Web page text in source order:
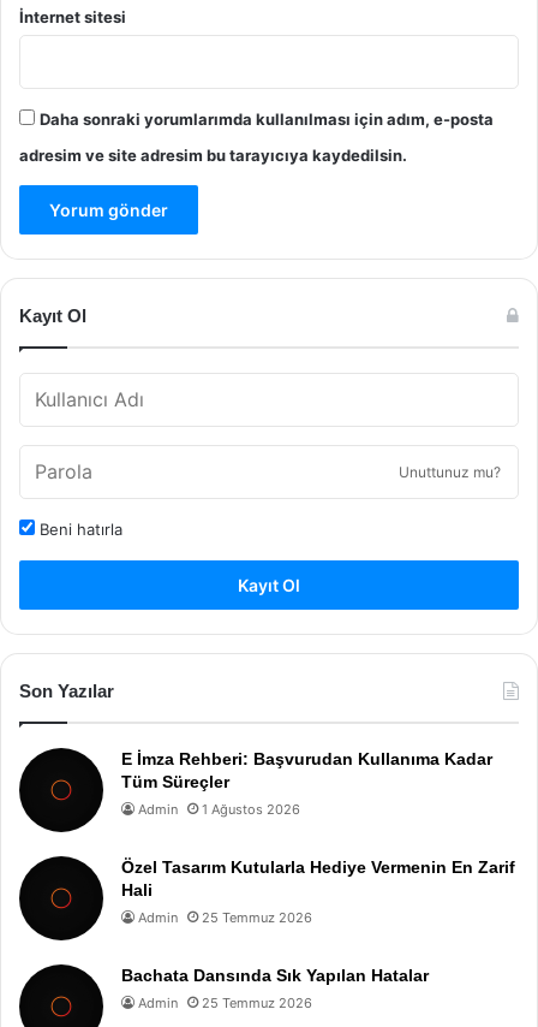
İnternet sitesi
Daha sonraki yorumlarımda kullanılması için adım, e-posta
adresim ve site adresim bu tarayıcıya kaydedilsin.
Kayıt Ol
Unuttunuz mu?
Beni hatırla
Kayıt Ol
Son Yazılar
E İmza Rehberi: Başvurudan Kullanıma Kadar
Tüm Süreçler
Admin 1 Ağustos 2026
Özel Tasarım Kutularla Hediye Vermenin En Zarif
Hali
Admin 25 Temmuz 2026
Bachata Dansında Sık Yapılan Hatalar
Admin 25 Temmuz 2026